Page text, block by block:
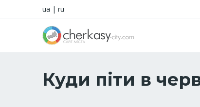
ua | ru
Куди піти в